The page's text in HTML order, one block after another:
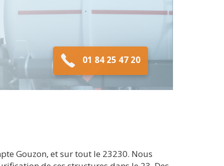
01 84 25 47 20
Gouzon, et sur tout le 23230. Nous